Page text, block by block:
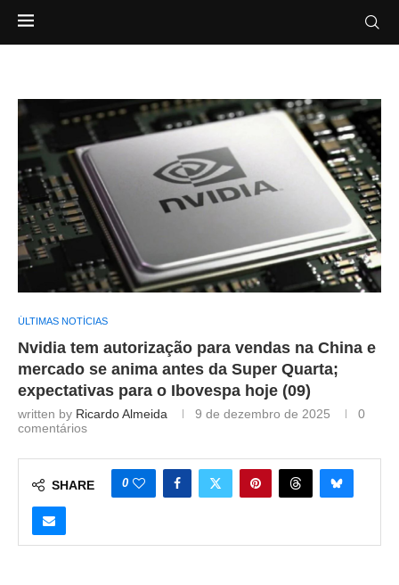
ÚLTIMAS NOTÍCIAS
Nvidia tem autorização para vendas na China e
mercado se anima antes da Super Quarta;
expectativas para o Ibovespa hoje (09)
written by Ricardo Almeida 9 de dezembro de 2025
0
comentários
SHARE 0